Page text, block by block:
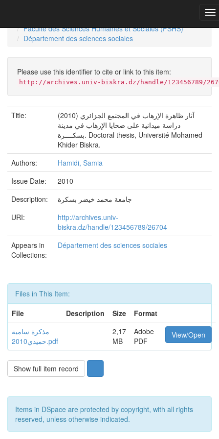
Faculté des Sciences Humaines et Sociales (FSHS)
Département des sciences sociales
Please use this identifier to cite or link to this item:
http://archives.univ-biskra.dz/handle/123456789/
Title:
(2010) آثار ظاهرة الإرهاب في المجتمع الجزائري
دراسة ميدانية على ضحايا الإرهاب في مدينة
بسكــــرة. Doctoral thesis, Université Mohamed
Khider Biskra.
Authors:
Hamidi, Samia
Issue Date:
2010
Description:
جامعة محمد خيضر بسكرة
URI:
http://archives.univ-
biskra.dz/handle/123456789/26704
Appears in
Collections:
Département des sciences sociales
Files in This Item:
File
Description Size
Format
مذكرة سامية
حميدي2010.pdf
2,17
MB
Adobe
PDF
View/Open
Show full item record
Items in DSpace are protected by copyright, with all rights
reserved, unless otherwise indicated.